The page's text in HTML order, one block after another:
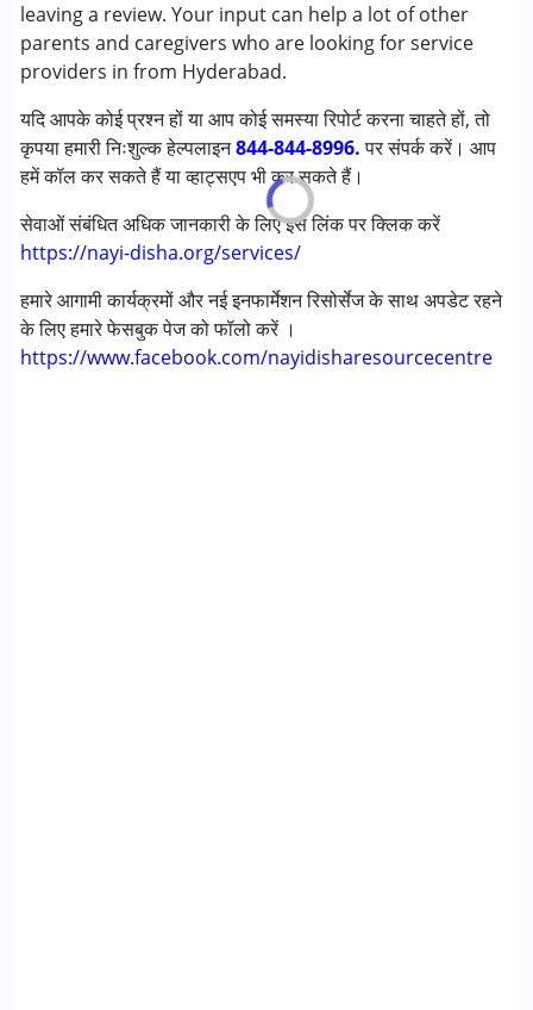
leaving a review. Your input can help a lot of other
parents and caregivers who are looking for service
providers in from Hyderabad.
यदि आपके कोई प्रश्न हों या आप कोई समस्या रिपोर्ट करना चाहते हों, तो
कृपया हमारी निःशुल्क हेल्पलाइन844-844-8996.पर संपर्क करें। आप
हमें कॉल कर सकते हैं या व्हाट्सएप भी कर सकते हैं।
सेवाओं संबंधित अधिक जानकारी के लिए इस लिंक पर क्लिक करें
https://nayi-disha.org/services/
हमारे आगामी कार्यक्रमों और नई इनफार्मेशन रिसोर्सेज के साथ अपडेट रहने
के लिए हमारे फेसबुक पेज को फॉलो करें ।
https://www.facebook.com/nayidisharesourcecentre
ग्लोबल डेवलपमेंटल डिले (एर्लियर टर्म वाज़ एमआर)
लर्निंग डिसेबिलिटीज़ (एलडी)
मल्टिपल डिसेबिलिटीज़ (एमडी)
अंडायग्नोज्ड
आयु वर्ग :0 - 5 years ,6 - 12 years ,13 - 17 years ,above 18
years